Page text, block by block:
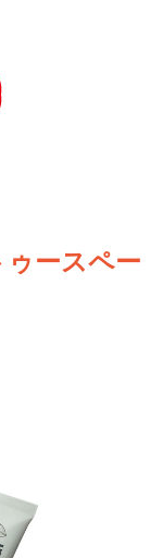
ースペー